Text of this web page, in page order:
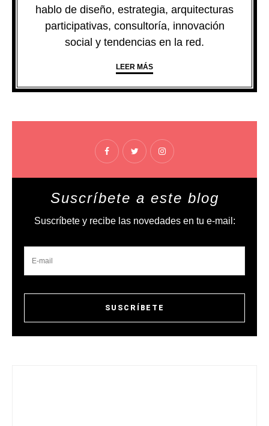
hablo de diseño, estrategia, arquitecturas
participativas, consultoría, innovación
social y tendencias en la red.
LEER MÁS
Suscríbete a este blog
Suscríbete y recibe las novedades en tu e-mail: